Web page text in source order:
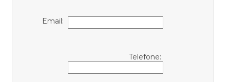
Email:
Telefone: